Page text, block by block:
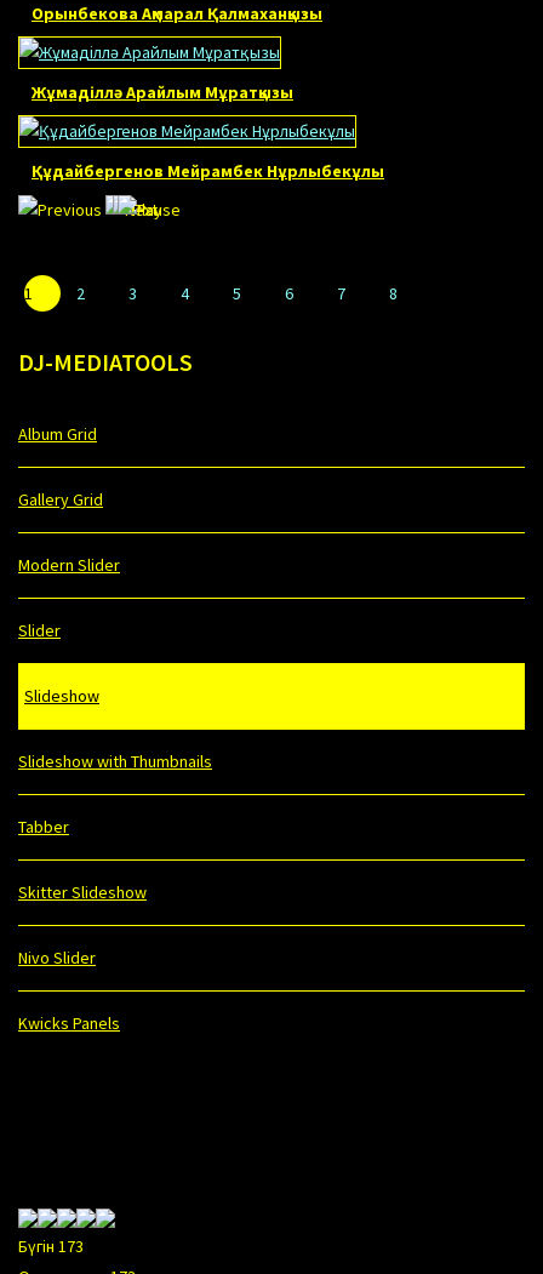
Орынбекова Ақмарал Қалмаханқызы
Жұмаділлә Арайлым Мұратқызы
Құдайбергенов Мейрамбек Нұрлыбекұлы
1 2 3 4 5 6 7 8
DJ-MEDIATOOLS
Album Grid
Gallery Grid
Modern Slider
Slider
Slideshow
Slideshow with Thumbnails
Tabber
Skitter Slideshow
Nivo Slider
Kwicks Panels
Бүгін 173